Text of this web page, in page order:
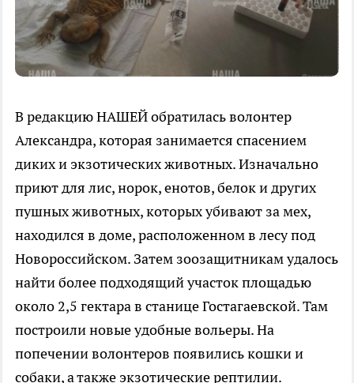
В редакцию НАШЕЙ обратилась волонтер
Александра, которая занимается спасением
диких и экзотических животных. Изначально
приют для лис, норок, енотов, белок и других
пушных животных, которых убивают за мех,
находился в доме, расположенном в лесу под
Новороссийском. Затем зоозащитникам удалось
найти более подходящий участок площадью
около 2,5 гектара в станице Гостагаевской. Там
построили новые удобные вольеры. На
попечении волонтеров появились кошки и
собаки, а также экзотические рептилии.